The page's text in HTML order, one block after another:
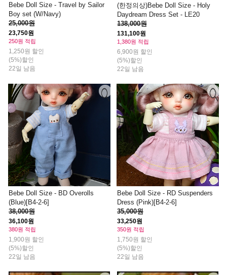
Bebe Doll Size - Travel by Sailor
Boy set (W/Navy)
25,000원
23,750원
250원 적립
1,250원 할인
(5%)할인
22일 남음
(한정의상)Bebe Doll Size - Holy
Daydream Dress Set - LE20
138,000원
131,100원
1,380원 적립
6,900원 할인
(5%)할인
22일 남음
Bebe Doll Size - BD Overolls
(Blue)[B4-2-6]
38,000원
36,100원
380원 적립
1,900원 할인
(5%)할인
22일 남음
Bebe Doll Size - RD Suspenders
Dress (Pink)[B4-2-6]
35,000원
33,250원
350원 적립
1,750원 할인
(5%)할인
22일 남음